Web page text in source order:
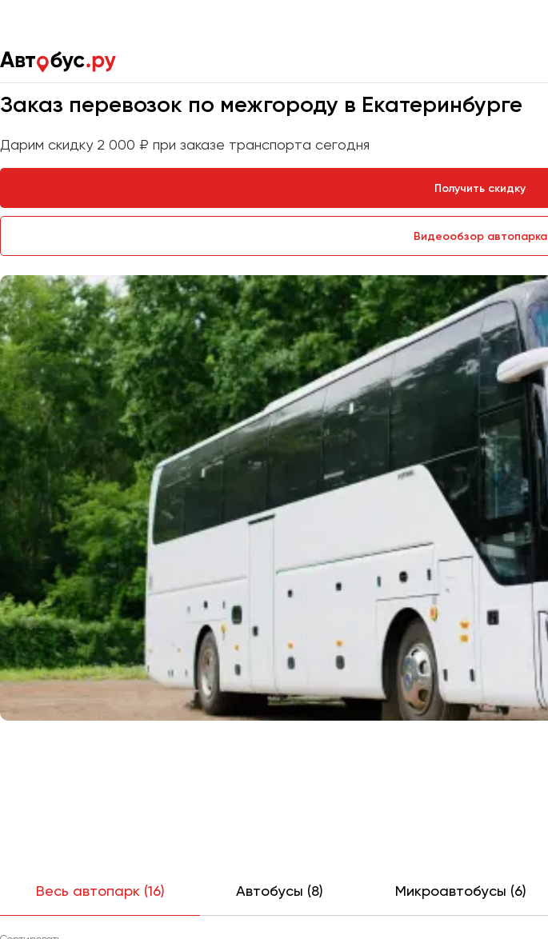
Главная Услуги Перевозки по межгороду
Мы на связи 24/7
Заказ перевозок по межгороду в Екатеринбурге
Дарим скидку 2 000 ₽ при заказе транспорта сегодня
Получить скидку
Видеообзор автопарка
Весь автопарк (16) Автобусы (8) Микроавтобусы (6)